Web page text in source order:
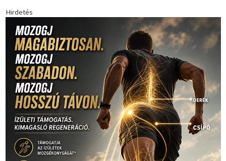
Hirdetés